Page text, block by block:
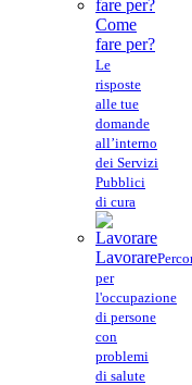
Come
fare per?
Le
risposte
alle tue
domande
all’interno
dei Servizi
Pubblici
di cura
Lavorare
per
l'occupazione
di persone
con
problemi
di salute